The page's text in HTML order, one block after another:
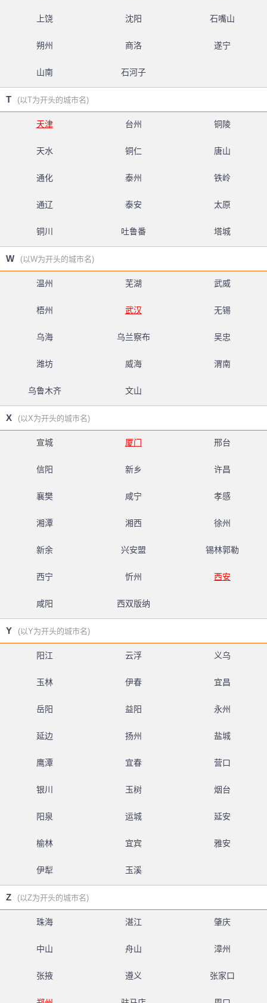
上饶 沈阳 石嘴山
朔州 商洛 遂宁
山南 石河子
T (以T为开头的城市名)
天津 台州 铜陵
天水 铜仁 唐山
通化 泰州 铁岭
通辽 泰安 太原
铜川 吐鲁番 塔城
W (以W为开头的城市名)
温州 芜湖 武威
梧州 武汉 无锡
乌海 乌兰察布 吴忠
潍坊 威海 渭南
乌鲁木齐 文山
X (以X为开头的城市名)
宣城 厦门 邢台
信阳 新乡 许昌
襄樊 咸宁 孝感
湘潭 湘西 徐州
新余 兴安盟 锡林郭勒
西宁 忻州 西安
咸阳 西双版纳
Y (以Y为开头的城市名)
阳江 云浮 义乌
玉林 伊春 宜昌
岳阳 益阳 永州
延边 扬州 盐城
鹰潭 宜春 营口
银川 玉树 烟台
阳泉 运城 延安
榆林 宜宾 雅安
伊犁 玉溪
Z (以Z为开头的城市名)
珠海 湛江 肇庆
中山 舟山 漳州
张掖 遵义 张家口